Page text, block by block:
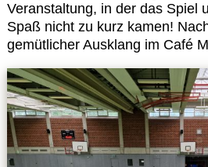
Veranstaltung, in der das Spiel
Spaß nicht zu kurz kamen!
gemütlicher Ausklang im Café